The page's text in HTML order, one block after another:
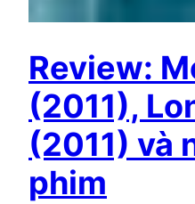
Review:
(2011),
(2011) và
phim